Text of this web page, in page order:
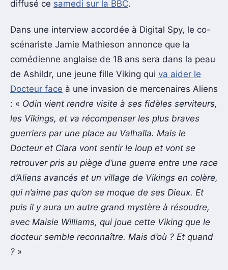
diffusé ce samedi sur la BBC.
Dans une interview accordée à Digital Spy, le co-
scénariste Jamie Mathieson annonce que la
comédienne anglaise de 18 ans sera dans la peau
de Ashildr, une jeune fille Viking qui va aider le
Docteur face à une invasion de mercenaires Aliens
: « Odin vient rendre visite à ses fidèles serviteurs,
les Vikings, et va récompenser les plus braves
guerriers par une place au Valhalla. Mais le
Docteur et Clara vont sentir le loup et vont se
retrouver pris au piège d’une guerre entre une race
d’Aliens avancés et un village de Vikings en colère,
qui n’aime pas qu’on se moque de ses Dieux. Et
puis il y aura un autre grand mystère à résoudre,
avec Maisie Williams, qui joue cette Viking que le
docteur semble reconnaître. Mais d’où ? Et quand
? »